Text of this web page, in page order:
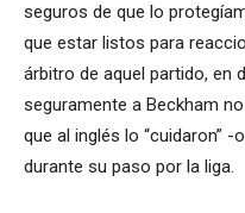
seguros de que lo
que estar listos para
árbitro de aquel partido, en
seguramente a Beckham
que al inglés lo “cuidaron”
durante su paso por la liga.